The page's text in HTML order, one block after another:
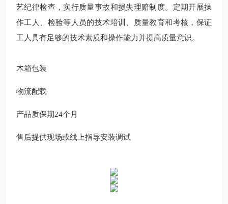
艺纪律检查，实行质量事故和损失理赔制度。定期开展操
作工人、检验等人员的技术培训、质量教育和考核，保证
工人具有足够的技术素质和操作能力并提高质量意识。
木箱包装
物流配载
产品质保期24个月
售后提供现场或线上指导安装调试